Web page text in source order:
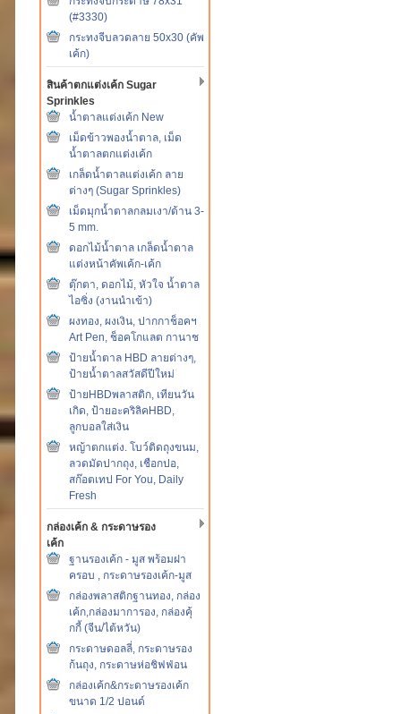
(#3330)
กระทงจีบลวดลาย 50x30 (คัพ
เค้ก)
สินค้าตกแต่งเค้ก Sugar
Sprinkles
น้ำตาลแต่งเค้ก New
เม็ดข้าวพองน้ำตาล, เม็ด
น้ำตาลตกแต่งเค้ก
เกล็ดน้ำตาลแต่งเค้ก ลาย
ต่างๆ (Sugar Sprinkles)
เม็ดมุกน้ำตาลกลมเงา/ด้าน 3-
5 mm.
ดอกไม้น้ำตาล เกล็ดน้ำตาล
แต่งหน้าคัพเค้ก-เค้ก
ตุ๊กตา, ดอกไม้, หัวใจ น้ำตาล
ไอซิ่ง (งานนำเข้า)
ผงทอง, ผงเงิน, ปากกาช็อคฯ
Art Pen, ช็อคโกแลต กานาช
ป้ายน้ำตาล HBD ลายต่างๆ,
ป้ายน้ำตาลสวัสดีปีใหม่
ป้ายHBDพลาสติก, เทียนวัน
เกิด, ป้ายอะคริลิคHBD,
ลูกบอลใส่เงิน
หญ้าตกแต่ง. โบว์ติดถุงขนม,
ลวดมัดปากถุง, เชือกปอ,
สก๊อตเทป For You, Daily
Fresh
กล่องเค้ก & กระดาษรอง
เค้ก
ฐานรองเค้ก - มูส พร้อมฝา
ครอบ , กระดาษรองเค้ก-มูส
กล่องพลาสติกฐานทอง, กล่อง
เค้ก,กล่องมาการอง, กล่องคุ้
กกี้ (จีน/ไต้หวัน)
กระดาษดอลลี่, กระดาษรอง
ก้นถุง, กระดาษห่อชิฟฟ่อน
กล่องเค้ก&กระดาษรองเค้ก
ขนาด 1/2 ปอนด์